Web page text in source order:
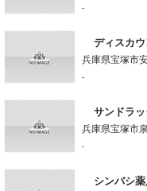
-
ディスカ
兵庫県宝塚市
-
サンドラ
兵庫県宝塚市
-
シンバシ